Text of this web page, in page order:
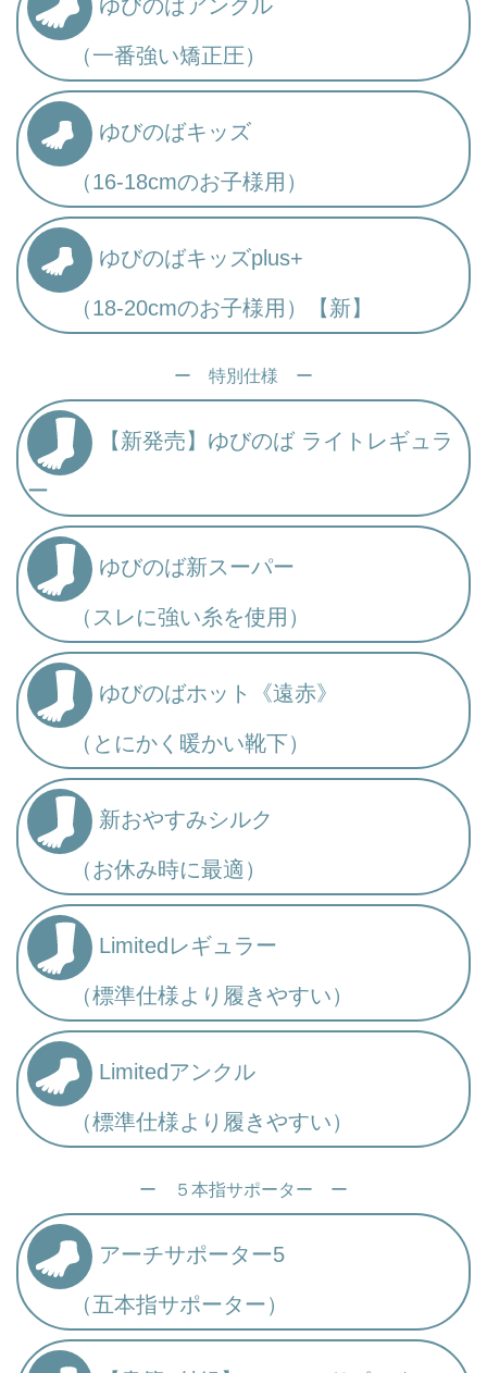
ゆびのばアンクル
（一番強い矯正圧）
ゆびのばキッズ
（16-18cmのお子様用）
ゆびのばキッズplus+
（18-20cmのお子様用）【新】
ー 特別仕様 ー
【新発売】ゆびのば ライトレギュラ
ー
ゆびのば新スーパー
（スレに強い糸を使用）
ゆびのばホット《遠赤》
（とにかく暖かい靴下）
新おやすみシルク
（お休み時に最適）
Limitedレギュラー
（標準仕様より履きやすい）
Limitedアンクル
（標準仕様より履きやすい）
ー ５本指サポーター ー
アーチサポーター5
（五本指サポーター）